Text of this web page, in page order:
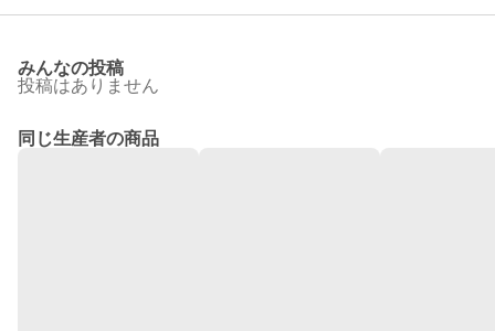
みんなの投稿
投稿はありません
同じ生産者の商品